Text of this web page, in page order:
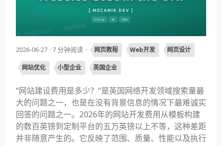
2026-06-27 7 分钟阅读 网页教程 Web开发 网页设计
网站优化 小型企业 英国企业
“网站建设费用是多少？“是英国网络开发领域搜索量最
大的问题之一，也是在没有背景信息的情况下最难诚实
回答的问题之一。2026年的网站开发费用从模板构建
的数百英镑到定制平台的五万英镑以上不等，这种差距
并非随意产生的。它反映了范围、质量、性能以及执行